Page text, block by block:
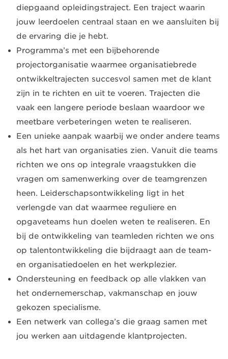
diepgaand opleidingstraject. Een traject waarin
jouw leerdoelen centraal staan en we aansluiten bij
de ervaring die je hebt.
Programma’s met een bijbehorende
projectorganisatie waarmee organisatiebrede
ontwikkeltrajecten succesvol samen met de klant
zijn in te richten en uit te voeren. Trajecten die
vaak een langere periode beslaan waardoor we
meetbare verbeteringen weten te realiseren.
Een unieke aanpak waarbij we onder andere teams
als het hart van organisaties zien. Vanuit die teams
richten we ons op integrale vraagstukken die
vragen om samenwerking over de teamgrenzen
heen. Leiderschapsontwikkeling ligt in het
verlengde van dat waarmee reguliere en
opgaveteams hun doelen weten te realiseren. En
bij de ontwikkeling van teamleden richten we ons
op talentontwikkeling die bijdraagt aan de team-
en organisatiedoelen en het werkplezier.
Ondersteuning en feedback op alle vlakken van
het ondernemerschap, vakmanschap en jouw
gekozen specialisme.
Een netwerk van collega’s die graag samen met
jou werken aan uitdagende klantprojecten.